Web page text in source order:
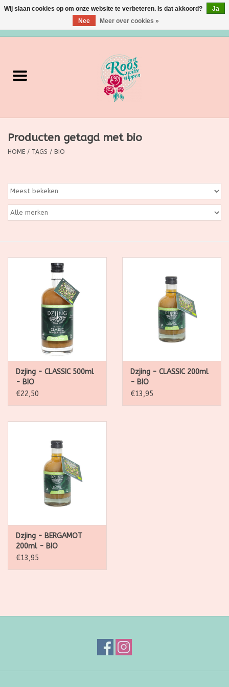
Verzorging
Grimeermateriaal
Huishoudartikelen
Ditjes & Datjes
Workshops
Producten getagd met bio
HOME / TAGS / BIO
Dzjing - CLASSIC 500ml
- BIO
€22,50
Dzjing - CLASSIC 200ml
- BIO
€13,95
Dzjing - BERGAMOT
200ml - BIO
€13,95
Wij slaan cookies op om onze website te verbeteren. Is dat akkoord?
Ja
Nee
Meer over cookies »